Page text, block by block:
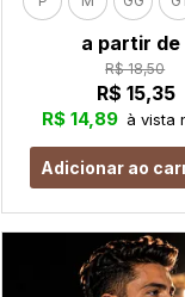
a partir de
R$ 18,50
R$ 15,35
R$ 14,89 à vista
Adicionar ao